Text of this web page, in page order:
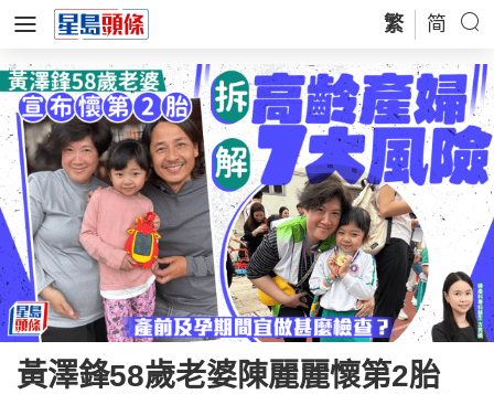
繁 简
黃澤鋒58歲老婆陳麗麗懷第2胎